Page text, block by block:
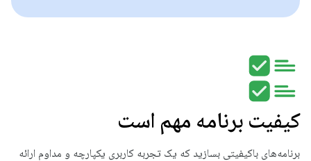
کیفیت برنامه مهم است
برنامه‌های باکیفیتی بسازید که یک تجربه کاربری یکپارچه و مداوم ارائه